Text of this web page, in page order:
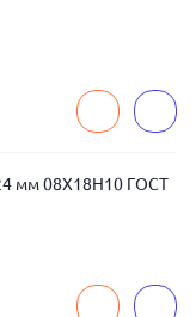
мм 08Х18Н10 ГОСТ